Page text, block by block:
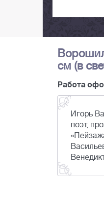
см (в
Работа
Игорь
поэт,